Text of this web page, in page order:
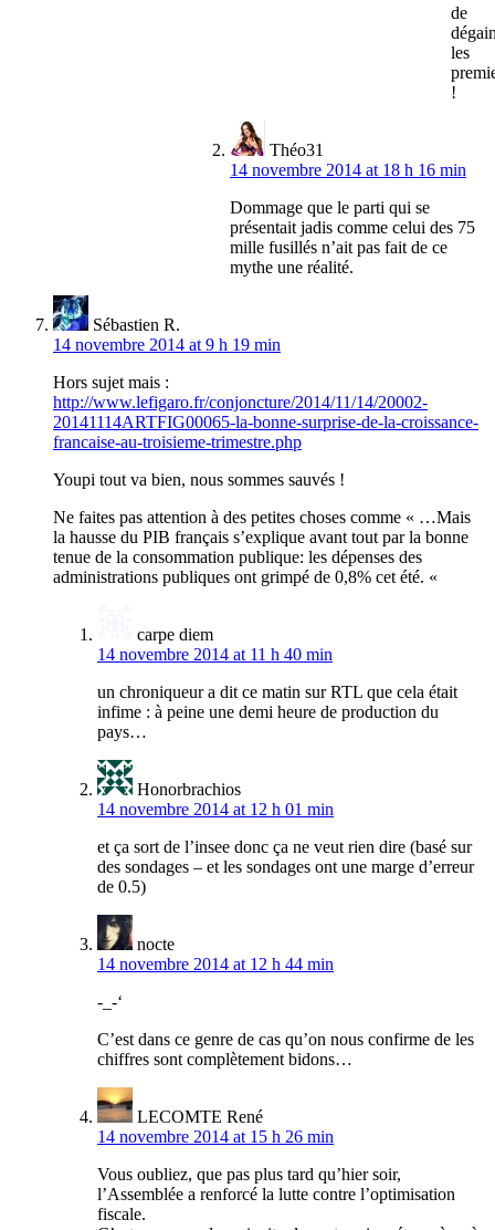
de
les
!
Théo31
14 novembre 2014 at 18 h 16 min
Dommage que le parti qui se
présentait jadis comme celui des 75
mille fusillés n’ait pas fait de ce
mythe une réalité.
Sébastien R.
14 novembre 2014 at 9 h 19 min
Hors sujet mais :
http://www.lefigaro.fr/conjoncture/2014/11/14/20002-
20141114ARTFIG00065-la-bonne-surprise-de-la-croissance-
francaise-au-troisieme-trimestre.php
Youpi tout va bien, nous sommes sauvés !
Ne faites pas attention à des petites choses comme « …Mais
la hausse du PIB français s’explique avant tout par la bonne
tenue de la consommation publique: les dépenses des
administrations publiques ont grimpé de 0,8% cet été. «
carpe diem
14 novembre 2014 at 11 h 40 min
un chroniqueur a dit ce matin sur RTL que cela était
infime : à peine une demi heure de production du
pays…
Honorbrachios
14 novembre 2014 at 12 h 01 min
et ça sort de l’insee donc ça ne veut rien dire (basé sur
des sondages – et les sondages ont une marge d’erreur
de 0.5)
nocte
14 novembre 2014 at 12 h 44 min
-_-‘
C’est dans ce genre de cas qu’on nous confirme de les
chiffres sont complètement bidons…
LECOMTE René
14 novembre 2014 at 15 h 26 min
Vous oubliez, que pas plus tard qu’hier soir,
l’Assemblée a renforcé la lutte contre l’optimisation
fiscale.